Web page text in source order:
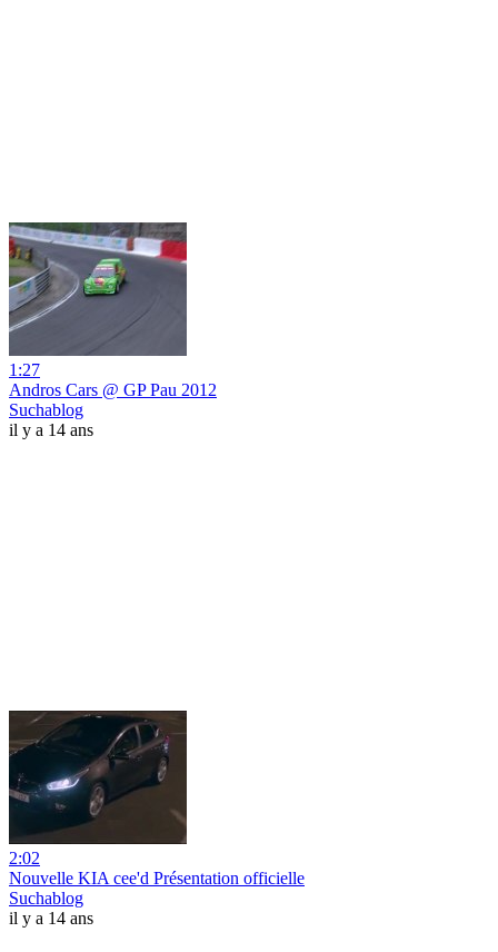
1:27
Andros Cars @ GP Pau 2012
Suchablog
il y a 14 ans
2:02
Nouvelle KIA cee'd Présentation officielle
Suchablog
il y a 14 ans